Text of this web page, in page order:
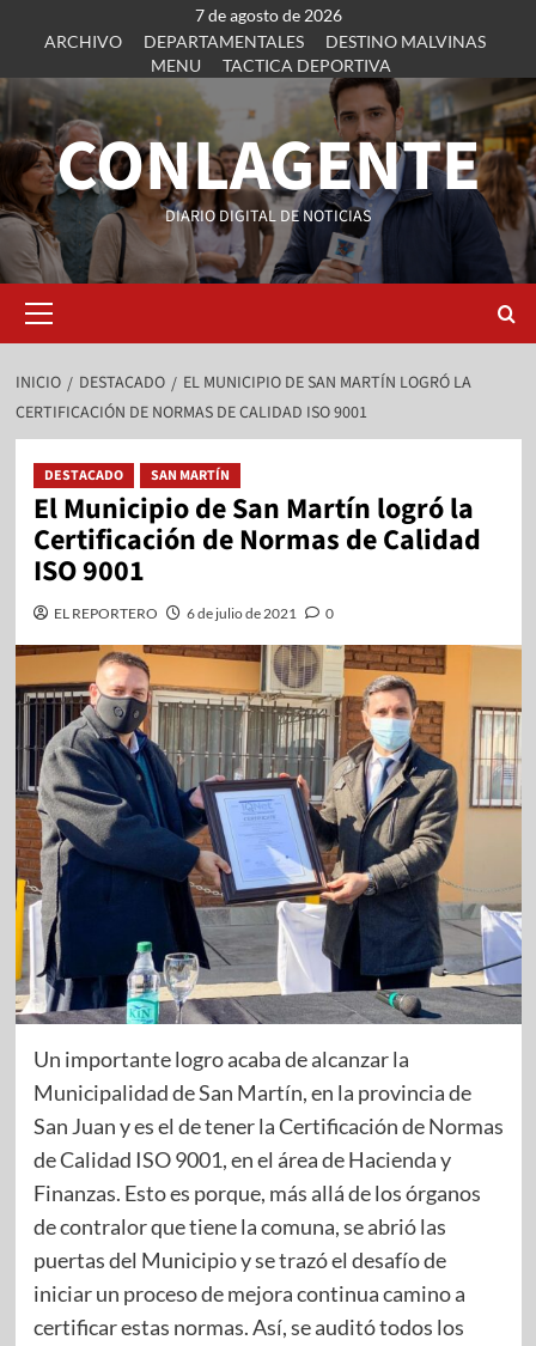
7 de agosto de 2026
ARCHIVO
DEPARTAMENTALES
DESTINO MALVINAS
MENU
TACTICA DEPORTIVA
CONLAGENTE
DIARIO DIGITAL DE NOTICIAS
INICIO DESTACADO
EL MUNICIPIO DE SAN MARTÍN LOGRÓ LA
CERTIFICACIÓN DE NORMAS DE CALIDAD ISO 9001
DESTACADO SAN MARTÍN
El Municipio de San Martín logró la
Certificación de Normas de Calidad
ISO 9001
EL REPORTERO 6 de julio de 2021 0
Un importante logro acaba de alcanzar la
Municipalidad de San Martín, en la provincia de
San Juan y es el de tener la Certificación de Normas
de Calidad ISO 9001, en el área de Hacienda y
Finanzas. Esto es porque, más allá de los órganos
de contralor que tiene la comuna, se abrió las
puertas del Municipio y se trazó el desafío de
iniciar un proceso de mejora continua camino a
certificar estas normas. Así, se auditó todos los